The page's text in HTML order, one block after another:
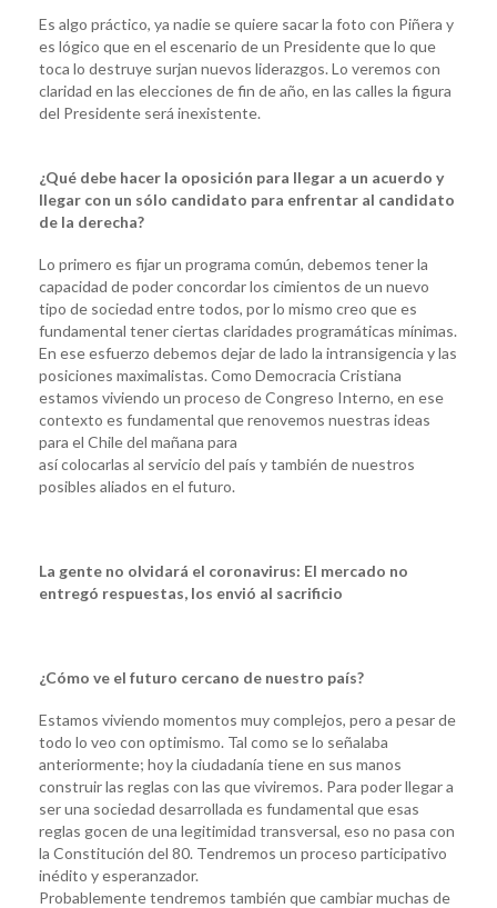
Es algo práctico, ya nadie se quiere sacar la foto con Piñera y
es lógico que en el escenario de un Presidente que lo que
toca lo destruye surjan nuevos liderazgos. Lo veremos con
claridad en las elecciones de fin de año, en las calles la figura
del Presidente será inexistente.
¿Qué debe hacer la oposición para llegar a un acuerdo y
llegar con un sólo candidato para enfrentar al candidato
de la derecha?
Lo primero es fijar un programa común, debemos tener la
capacidad de poder concordar los cimientos de un nuevo
tipo de sociedad entre todos, por lo mismo creo que es
fundamental tener ciertas claridades programáticas mínimas.
En ese esfuerzo debemos dejar de lado la intransigencia y las
posiciones maximalistas. Como Democracia Cristiana
estamos viviendo un proceso de Congreso Interno, en ese
contexto es fundamental que renovemos nuestras ideas
para el Chile del mañana para
así colocarlas al servicio del país y también de nuestros
posibles aliados en el futuro.
La gente no olvidará el coronavirus: El mercado no
entregó respuestas, los envió al sacrificio
¿Cómo ve el futuro cercano de nuestro país?
Estamos viviendo momentos muy complejos, pero a pesar de
todo lo veo con optimismo. Tal como se lo señalaba
anteriormente; hoy la ciudadanía tiene en sus manos
construir las reglas con las que viviremos. Para poder llegar a
ser una sociedad desarrollada es fundamental que esas
reglas gocen de una legitimidad transversal, eso no pasa con
la Constitución del 80. Tendremos un proceso participativo
inédito y esperanzador.
Probablemente tendremos también que cambiar muchas de